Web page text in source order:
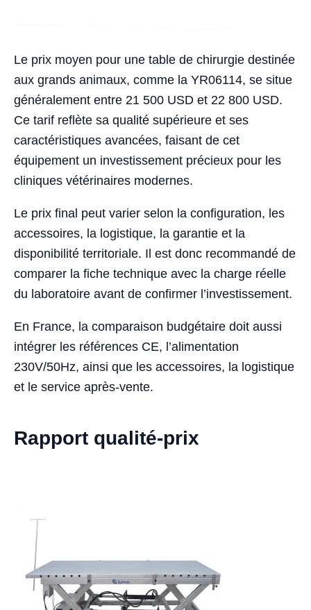
Le prix moyen pour une table de chirurgie destinée
aux grands animaux, comme la YR06114, se situe
généralement entre 21 500 USD et 22 800 USD.
Ce tarif reflète sa qualité supérieure et ses
caractéristiques avancées, faisant de cet
équipement un investissement précieux pour les
cliniques vétérinaires modernes.
Le prix final peut varier selon la configuration, les
accessoires, la logistique, la garantie et la
disponibilité territoriale. Il est donc recommandé de
comparer la fiche technique avec la charge réelle
du laboratoire avant de confirmer l’investissement.
En France, la comparaison budgétaire doit aussi
intégrer les références CE, l’alimentation
230V/50Hz, ainsi que les accessoires, la logistique
et le service après-vente.
Rapport qualité-prix